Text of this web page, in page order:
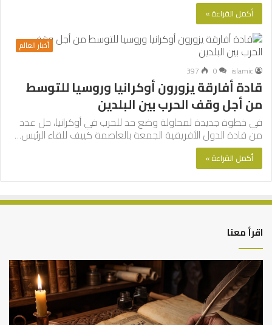
أكمل القراءة »
أخبار العالم
islamic
0
397
قادة أفارقة يزورون أوكرانيا وروسيا للتوسط
من أجل وقف الحرب بين البلدين
في خطوة جديدة لمحاولة وضع حد للحرب في أوكرانيا، حل عدد
من قادة الدول الأفريقية الجمعة بالعاصمة كييف للقاء الرئيس…
أكمل القراءة »
اقرأ معنا
العلاقة
العلمية
الإمام
مالك